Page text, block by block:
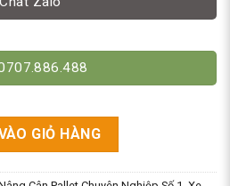
Cân Điện Tử 350kg số lượng
GIỎ HÀNG